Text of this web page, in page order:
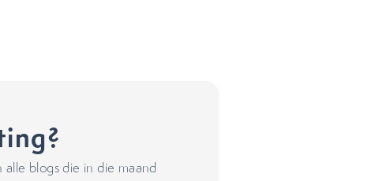
blogs die in die maand